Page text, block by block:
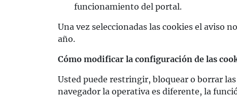
funcionamiento del portal.
Una vez seleccionadas las cookies el aviso
año.
Cómo modificar la configuración de las
Usted puede restringir, bloquear o borrar
navegador la operativa es diferente, la